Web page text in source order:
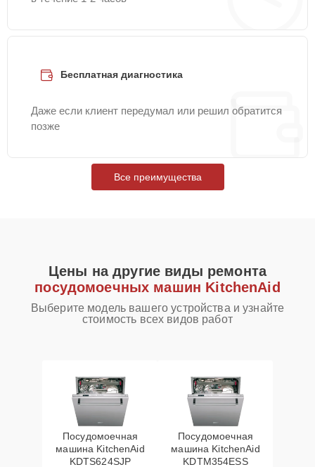
Бесплатная диагностика
Даже если клиент передумал или решил обратится
позже
Все преимущества
Цены на другие виды ремонта
посудомоечных машин KitchenAid
Выберите модель вашего устройства и узнайте
стоимость всех видов работ
Посудомоечная
машина KitchenAid
KDTS624SJP
Посудомоечная
машина KitchenAid
KDTM354ESS